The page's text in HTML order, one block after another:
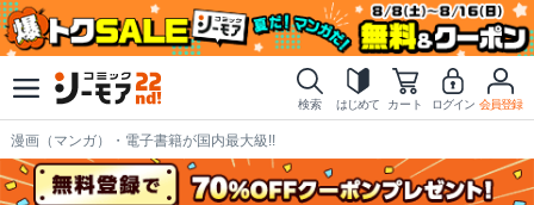
検索 はじめて カート ログイン 会員登録
漫画（マンガ）・電子書籍が国内最大級!!